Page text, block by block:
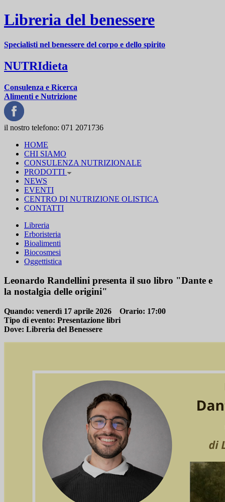
Libreria del benessere
Specialisti nel benessere del corpo e dello spirito
NUTRIdieta
Consulenza e Ricerca
Alimenti e Nutrizione
il nostro telefono: 071 2071736
HOME
CHI SIAMO
CONSULENZA NUTRIZIONALE
PRODOTTI
NEWS
EVENTI
CENTRO DI NUTRIZIONE OLISTICA
CONTATTI
Libreria
Erboristeria
Bioalimenti
Biocosmesi
Oggettistica
Leonardo Randellini presenta il suo libro "Dante e
la nostalgia delle origini"
Quando: venerdì 17 aprile 2026 Orario: 17:00
Tipo di evento: Presentazione libri
Dove: Libreria del Benessere